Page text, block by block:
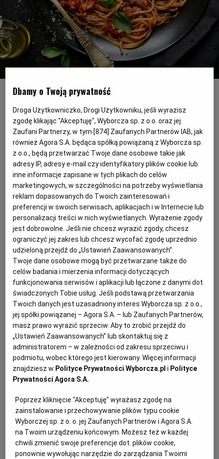
NAPOJE
SAŁATKI
DRÓB
MIĘSA
RYBY
PRZEKĄSKI
DOMOWE PRZETWORY
SOST, DIPY I INNE DODATKI
DOMOWE PRZYJĘCIE
GRILL
KUCHNIA CHIŃSKA
KUCHNIA TAJSKA
KUCHNIA PORTUGALSKA
KUCHNIA FRANCUSKA
KUCHNIA AMERYKAŃSKA
KUCHNIA POLSKA
KUCHNIA MEKSYKAŃSKA
KUCHNIA INDYJSKA
KUCHNIA HISZPAŃSKA
KUCHNIA NIEMIECKA
ZAKUPY
SPRZĘT KUCHENNY
FIT PRZEPISY
WEGE
BEZ GLUTENU
PODRÓŻE KULINARNE
HISTORIE KULINARNE
KSIĄŻKI KULINARNE
SZEF KUCHNI
NASZE SERWISY
SERWISY LOKALNE
BIELSKO-BIAŁA
BYDGOSZCZ
CZĘSTOCHOWA
ELBLĄG
GLIWICE
GORZÓW WIELKOPOLSKI
KALISZ
KATOWICE
KIELCE
KOSZALIN
KRAKÓW
LUBLIN
MAGAZYNY
DUŻY FORMAT
WOLNA SOBOTA
ALE HISTORIA
WYBORCZA TV I VOD
TYLKO ZDROWIE
KSIĄŻKI. MAGAZYN DO CZYTANIA
NASZA EUROPA
SŁÓWKA. MAGAZYN O JĘZYKU
WYBORCZA CLASSIC
WYBORCZA.BIZ
WYSOKIE OBCASY
BIQDATA
JUTRONAUCI
ARCHIWUM
INNE SERWISY
GAZETA.PL
SPORT.PL
PUBLIO.PL
Spaghetti bolognese to jeden z ulubionych
przepisów na makaron. Robi się go
niezwykle prosto, szybko, co nie znaczy, że
jego smak nie jest wyjątkowy. Przekonaj się
sam!
Spaghetti bolognese przygotujemy bardzo szybko. To
Ten makaron to ulubiony przepis dzieci!
Kaloryczność: 413 kcal
Dbamy o Twoją prywatność
Droga Użytkowniczko, Drogi Użytkowniku, jeśli wyrazisz
zgodę klikając "Akceptuję", Wyborcza sp. z o.o. oraz jej
Zaufani Partnerzy, w tym [874] Zaufanych Partnerów IAB, jak
również Agora S.A. będąca spółką powiązaną z Wyborcza sp.
z o.o., będą przetwarzać Twoje dane osobowe takie jak
adresy IP, adresy e-mail czy identyfikatory plików cookie lub
inne informacje zapisane w tych plikach do celów
marketingowych, w szczególności na potrzeby wyświetlania
reklam dopasowanych do Twoich zainteresowań i
preferencji w swoich serwisach, aplikacjach i w Internecie lub
personalizacji treści w nich wyświetlanych. Wyrażenie zgody
jest dobrowolne. Jeśli nie chcesz wyrazić zgody, chcesz
ograniczyć jej zakres lub chcesz wycofać zgodę uprzednio
udzieloną przejdź do „Ustawień Zaawansowanych”.
Twoje dane osobowe mogą być przetwarzane także do
celów badania i mierzenia informacji dotyczących
funkcjonowania serwisów i aplikacji lub łączone z danymi dot.
świadczonych Tobie usług. Jeśli podstawą przetwarzania
Twoich danych jest uzasadniony interes Wyborcza sp. z o.o.,
jej spółki powiązanej – Agora S.A. – lub Zaufanych Partnerów,
masz prawo wyrazić sprzeciw. Aby to zrobić przejdź do
„Ustawień Zaawansowanych” lub skontaktuj się z
administratorem – w zależności od zakresu sprzeciwu i
podmiotu, wobec którego jest kierowany. Więcej informacji
znajdziesz w Polityce Prywatności Wyborcza.pl i Polityce
Prywatności Agora S.A.
Poprzez kliknięcie "Akceptuję" wyrażasz zgodę na
zainstalowanie i przechowywanie plików typu cookie
Wyborczej sp. z o. o. jej Zaufanych Partnerów i Agora S.A.
na Twoim urządzeniu końcowym. Możesz też w każdej
chwili zmienić swoje preferencje dot. plików cookie,
ponownie wywołując narzędzie do zarządzania Twoimi